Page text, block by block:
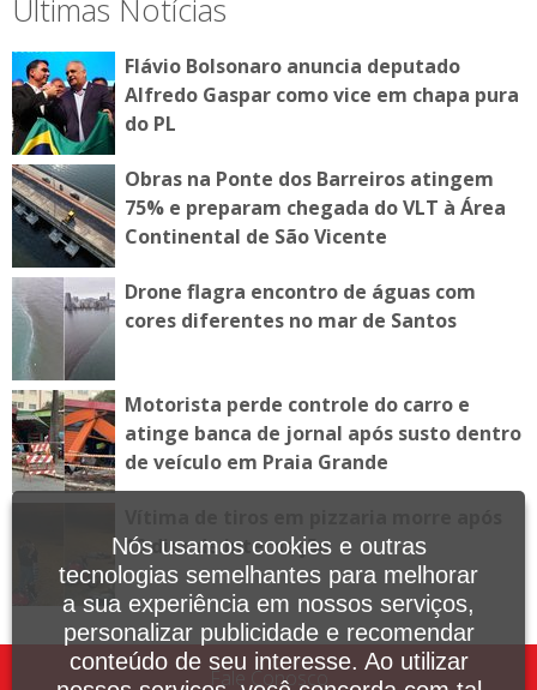
Últimas Notícias
Flávio Bolsonaro anuncia deputado
Alfredo Gaspar como vice em chapa pura
do PL
Obras na Ponte dos Barreiros atingem
75% e preparam chegada do VLT à Área
Continental de São Vicente
Drone flagra encontro de águas com
cores diferentes no mar de Santos
Motorista perde controle do carro e
atinge banca de jornal após susto dentro
de veículo em Praia Grande
10 dias de internação
Fale Conosco
Nós usamos cookies e outras
tecnologias semelhantes para melhorar
a sua experiência em nossos serviços,
personalizar publicidade e recomendar
conteúdo de seu interesse. Ao utilizar